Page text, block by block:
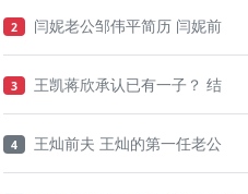
2 闫妮老公邹伟平简历 闫妮前
3 王凯蒋欣承认已有一子？ 结
4 王灿前夫 王灿的第一任老公